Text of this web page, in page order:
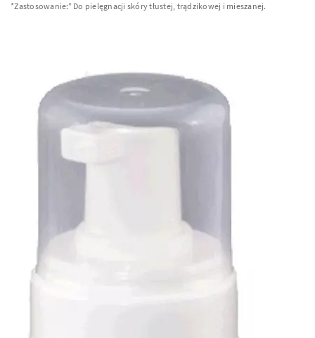
*Zastosowanie:* Do pielęgnacji skóry tłustej, trądzikowej i mieszanej.